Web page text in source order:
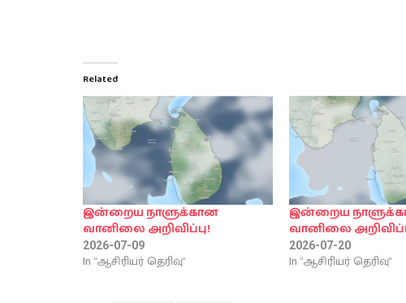
Related
இன்றைய நாளுக்கான
வானிலை அறிவிப்பு!
2026-07-09
In "ஆசிரியர் தெரிவு"
இன்றைய
வானிலை
2026-07-20
In "ஆசிரியர் தெரிவு"